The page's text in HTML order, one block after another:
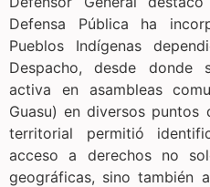
Defensa Pública ha
Pueblos Indígenas
Despacho, desde donde
activa en asambleas
Guasu) en diversos
territorial permitió
acceso a derechos no
geográficas, sino también